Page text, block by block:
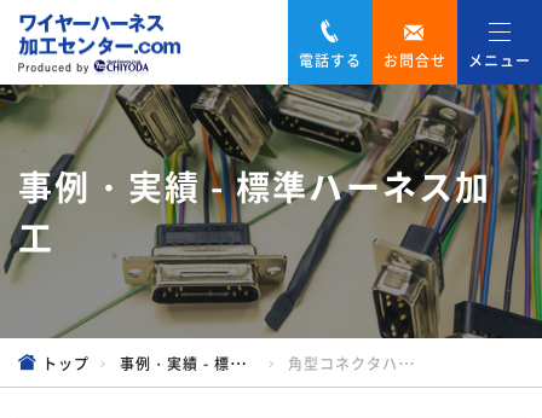
電話する お問合せ メニュー
事例・実績 - 標準ハーネス加
工
トップ 事例・実績 - 標準ハーネス加工 角型コネクタハーネス